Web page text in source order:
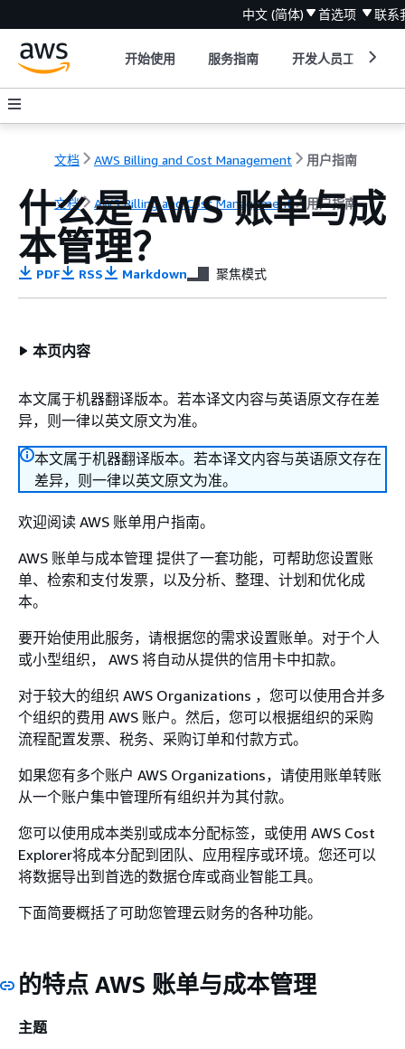
中文 (简体) 首选项 联系
开始使用 服务指南 开发人员工具
文档 AWS Billing and Cost Management 用户指南
文档 AWS Billing and Cost Management 用户指南
什么是 AWS 账单与成
本管理？
PDF RSS Markdown 聚焦模式
本页内容
本文属于机器翻译版本。若本译文内容与英语原文存在差
异，则一律以英文原文为准。
本文属于机器翻译版本。若本译文内容与英语原文存在
差异，则一律以英文原文为准。
欢迎阅读 AWS 账单用户指南。
AWS 账单与成本管理 提供了一套功能，可帮助您设置账
单、检索和支付发票，以及分析、整理、计划和优化成
本。
要开始使用此服务，请根据您的需求设置账单。对于个人
或小型组织， AWS 将自动从提供的信用卡中扣款。
对于较大的组织 AWS Organizations ，您可以使用合并多
个组织的费用 AWS 账户。然后，您可以根据组织的采购
流程配置发票、税务、采购订单和付款方式。
如果您有多个账户 AWS Organizations，请使用账单转账
从一个账户集中管理所有组织并为其付款。
您可以使用成本类别或成本分配标签，或使用 AWS Cost
Explorer将成本分配到团队、应用程序或环境。您还可以
将数据导出到首选的数据仓库或商业智能工具。
下面简要概括了可助您管理云财务的各种功能。
的特点 AWS 账单与成本管理
主题